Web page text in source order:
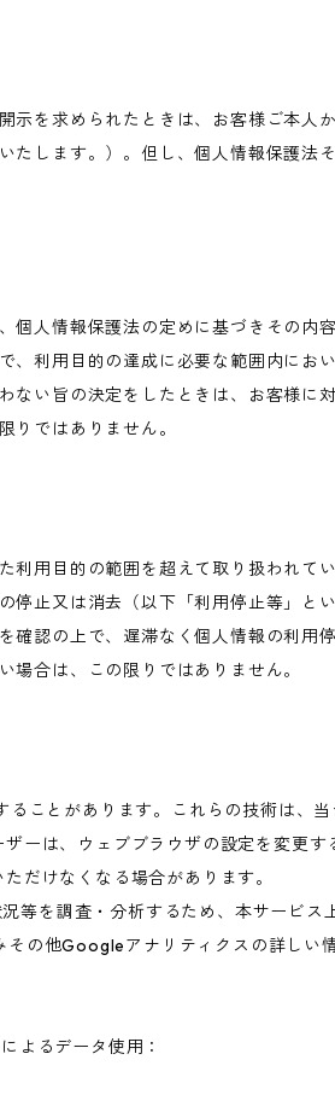
を求められたときは、お客様ご本人
します。）。但し、個人情報保護法
人情報保護法の定めに基づきその内
利用目的の達成に必要な範囲内にお
い旨の決定をしたときは、お客様に
りではありません。
用目的の範囲を超えて取り扱われて
止又は消去（以下「利用停止等」と
認の上で、遅滞なく個人情報の利用
合は、この限りではありません。
ことがあります。これらの技術は、
ーは、ウェブブラウザの設定を変更
だけなくなる場合があります。
等を調査・分析するため、本サービ
の他Googleアナリティクスの詳しい
よるデータ使用：